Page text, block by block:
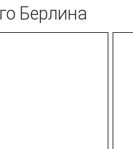
Берлина